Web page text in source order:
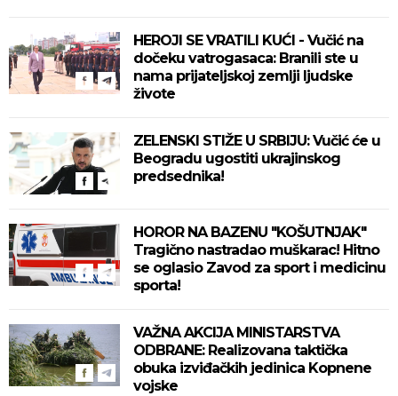
HEROJI SE VRATILI KUĆI - Vučić na
dočeku vatrogasaca: Branili ste u
nama prijateljskoj zemlji ljudske
živote
ZELENSKI STIŽE U SRBIJU: Vučić će u
Beogradu ugostiti ukrajinskog
predsednika!
HOROR NA BAZENU "KOŠUTNJAK"
Tragično nastradao muškarac! Hitno
se oglasio Zavod za sport i medicinu
sporta!
VAŽNA AKCIJA MINISTARSTVA
ODBRANE: Realizovana taktička
obuka izviđačkih jedinica Kopnene
vojske